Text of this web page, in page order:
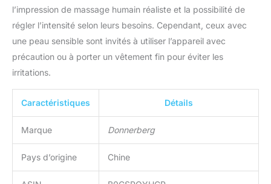
l’impression de massage humain réaliste et la possibilité de
régler l’intensité selon leurs besoins. Cependant, ceux avec
une peau sensible sont invités à utiliser l’appareil avec
précaution ou à porter un vêtement fin pour éviter les
irritations.
Caractéristiques Détails
Marque Donnerberg
Pays d’origine Chine